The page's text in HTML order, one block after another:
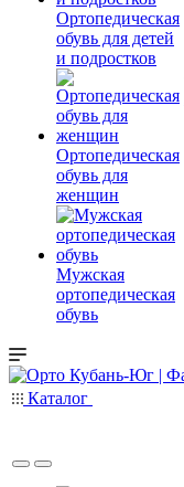
Ортопедическая
обувь для детей
и подростков
Ортопедическая
обувь для
женщин
Мужская
ортопедическая
обувь
Каталог